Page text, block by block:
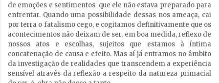
de emoções e sentimentos que ele não estava preparado para
enfrentar. Quando uma possibilidade dessas nos ameaça, cai
por terra o fatalismo cego, e cogitamos definitivamente que os
acontecimentos não deixam de ser, em boa medida, reflexo de
nossos atos e escolhas, sujeitos que estamos à íntima
concatenação de causa e efeito. Mas aí já entramos no âmbito
da investigação de realidades que transcendem a experiência
sensível através da reflexão a respeito da natureza primacial